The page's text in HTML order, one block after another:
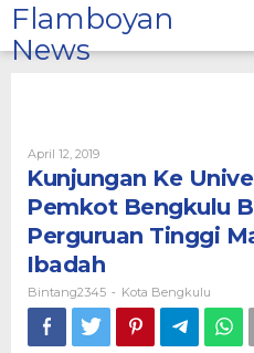
Lewati
ke
konten
Flamboyan
News
April 12, 2019Oleh
Bintang2345
Kunjungan Ke
Pemkot Bengkulu
Perguruan Tinggi
Ibadah
Bintang2345 - Kota Bengkulu